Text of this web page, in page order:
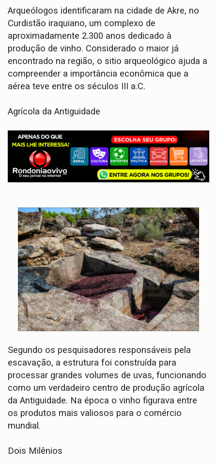
Arqueólogos identificaram na cidade de Akre, no
Curdistão iraquiano, um complexo de
aproximadamente 2.300 anos dedicado à
produção de vinho. Considerado o maior já
encontrado na região, o sitio arqueológico ajuda a
compreender a importância econômica que a
aérea teve entre os séculos III a.C.
Agrícola da Antiguidade
Segundo os pesquisadores responsáveis pela
escavação, a estrutura foi construída para
processar grandes volumes de uvas, funcionando
como um verdadeiro centro de produção agrícola
da Antiguidade. Na época o vinho figurava entre
os produtos mais valiosos para o comércio
mundial.
Dois Milênios